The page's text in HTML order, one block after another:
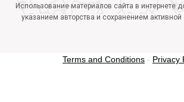
Использование материалов сайта в интернете
указанием авторства и сохранением
Terms and Conditions - Privacy